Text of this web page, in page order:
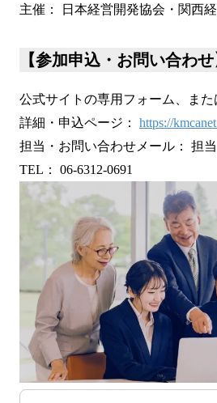
主催： 日本経営開発協会・関西
【参加申込・お問い合わせ
公式サイトの専用フォーム、また
詳細・申込ページ： https://
担当・お問い合わせメール： 担
TEL： 06-6312-0691